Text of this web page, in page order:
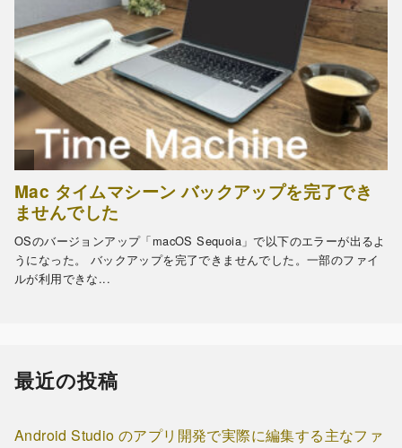
最近の投稿
Android Studio のアプリ開発で実際に編集する主なファ